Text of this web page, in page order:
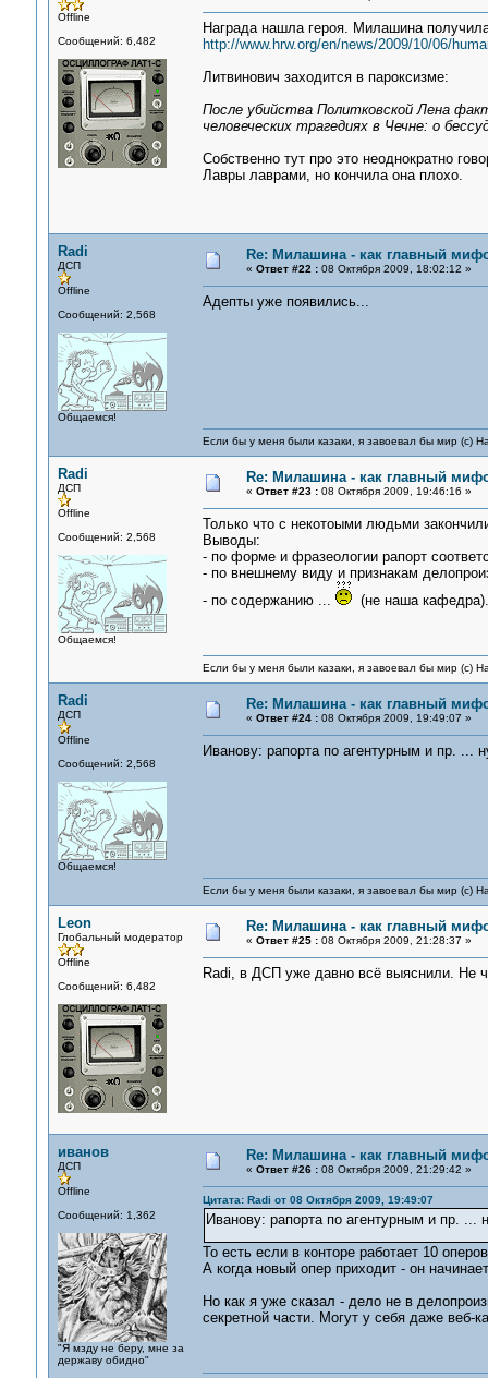
Offline
Сообщений: 6,482
Награда нашла героя. Милашина
http://www.hrw.org/en/news/2009/10/06/
Литвинович заходится в пароксизме:
После убийства Политковской Лена
человеческих трагедиях в Чечне: о
Собственно тут про это неоднократно
Лавры лаврами, но кончила она плохо.
Radi
ДСП
Offline
Сообщений: 2,568
Общаемся!
Re: Милашина - как главный
« Ответ #22 :08 Октября 2009, 18:02:12 »
Адепты уже появились...
Если бы у меня были казаки, я завоевал бы мир (с)
Radi
ДСП
Offline
Сообщений: 2,568
Общаемся!
Re: Милашина - как главный
« Ответ #23 :08 Октября 2009, 19:46:16 »
Только что с некотоыми людьми
Выводы:
- по форме и фразеологии рапорт
- по внешнему виду и признакам
- по содержанию ...
(не наша кафедра).
Если бы у меня были казаки, я завоевал бы мир (с)
Radi
ДСП
Offline
Сообщений: 2,568
Общаемся!
Re: Милашина - как главный
« Ответ #24 :08 Октября 2009, 19:49:07 »
Иванову: рапорта по агентурным и пр. ...
Если бы у меня были казаки, я завоевал бы мир (с)
Leon
Глобальный модератор
Offline
Сообщений: 6,482
Re: Милашина - как главный
« Ответ #25 :08 Октября 2009, 21:28:37 »
Radi, в ДСП уже давно всё выяснили. Не
иванов
ДСП
Offline
Сообщений: 1,362
"Я мзду не беру, мне за
державу обидно"
Re: Милашина - как главный
« Ответ #26 :08 Октября 2009, 21:29:42 »
Цитата: Radi от 08 Октября 2009, 19:49:07
Иванову: рапорта по агентурным и пр.
То есть если в конторе работает 10
А когда новый опер приходит - он
Но как я уже сказал - дело не в
секретной части. Могут у себя даже веб-